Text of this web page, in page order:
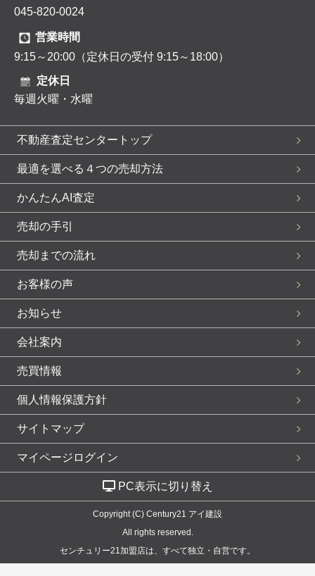
045-820-0024
営業時間
9:15～20:00（定休日の受付 9:15～18:00）
定休日
毎週火曜・水曜
不動産査定センタートップ
最適を選べる４つの売却方法
かんたんAI査定
売却の手引
売却までの流れ
お客様の声
お知らせ
会社案内
売買情報
個人情報保護方針
サイトマップ
マイページログイン
PC表示に切り替え
Copyright (C) Century21 アイ建設
All rights reserved.
センチュリー21加盟店は、すべて独立・自営です。